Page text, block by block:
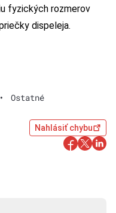
fyzických rozmerov
dispeleja.
• Ostatné
Nahlásiť chybu